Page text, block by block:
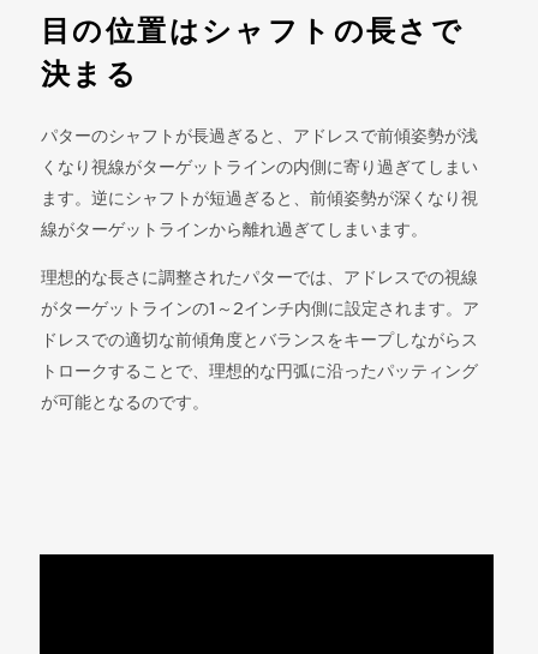
目の位置はシャフトの長さで
決まる
パターのシャフトが長過ぎると、アドレスで前傾姿勢が浅
くなり視線がターゲットラインの内側に寄り過ぎてしまい
ます。逆にシャフトが短過ぎると、前傾姿勢が深くなり視
線がターゲットラインから離れ過ぎてしまいます。
理想的な長さに調整されたパターでは、アドレスでの視線
がターゲットラインの1～2インチ内側に設定されます。ア
ドレスでの適切な前傾角度とバランスをキープしながらス
トロークすることで、理想的な円弧に沿ったパッティング
が可能となるのです。